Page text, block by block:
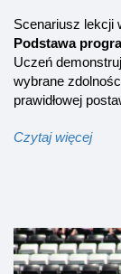
Scenariusz lekcji
Podstawa
Uczeń
wybrane
prawidłowej
Czytaj więcej